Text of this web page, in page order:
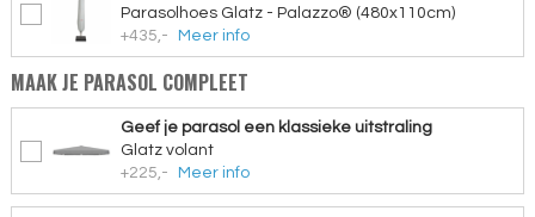
Parasolhoes Glatz - Palazzo® (480x110cm)
+435,-
Meer info
MAAK JE PARASOL COMPLEET
Geef je parasol een klassieke uitstraling
Glatz volant
+225,-
Meer info